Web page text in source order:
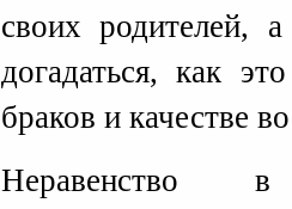
своих родителей,
догадаться, как
браков и качестве
Неравенство